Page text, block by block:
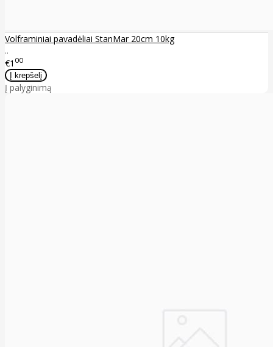
Volframiniai pavadėliai StanMar 20cm 10kg
..
€1 00
Į palyginimą